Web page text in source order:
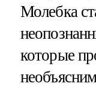
Молебка
которые